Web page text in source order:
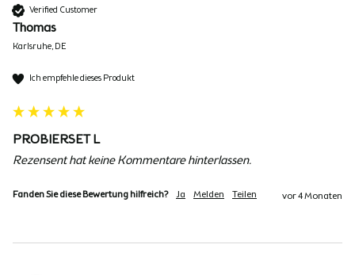
Verified Customer
Thomas
Karlsruhe, DE
Ich empfehle dieses Produkt
PROBIERSET L
Rezensent hat keine Kommentare hinterlassen.
Fanden Sie diese Bewertung hilfreich? Ja Melden Teilen vor 4 Monaten